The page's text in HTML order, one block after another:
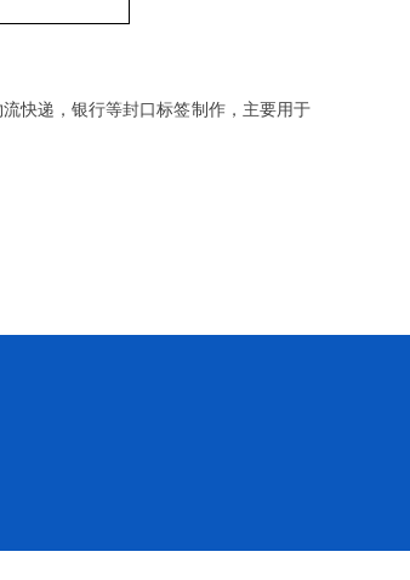
快递，银行等封口标签制作，主要用于